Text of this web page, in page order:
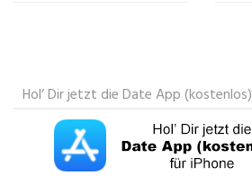
Hol‘ Dir jetzt die Date App (kostenlos)